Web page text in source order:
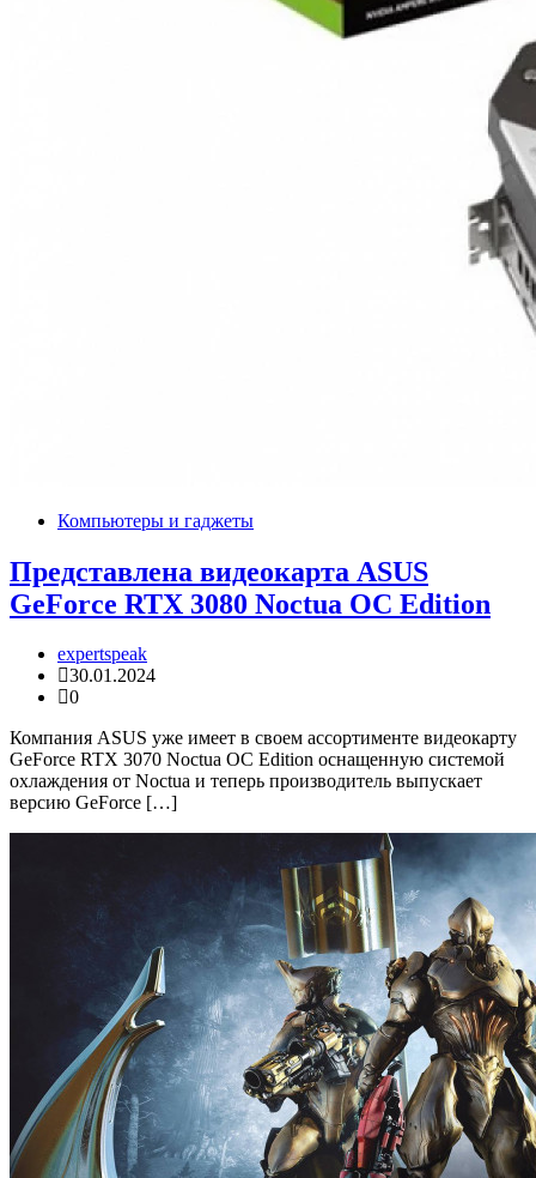
Компьютеры и гаджеты
Представлена видеокарта ASUS
GeForce RTX 3080 Noctua OC Edition
expertspeak
30.01.2024
0
Компания ASUS уже имеет в своем ассортименте видеокарту
GeForce RTX 3070 Noctua OC Edition оснащенную системой
охлаждения от Noctua и теперь производитель выпускает
версию GeForce […]